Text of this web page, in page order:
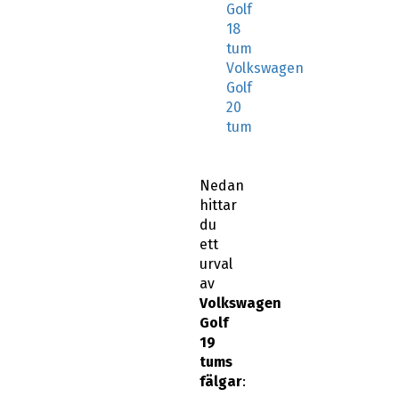
Golf
18
tum
Volkswagen
Golf
20
tum
Nedan
hittar
du
ett
urval
av
Volkswagen
Golf
19
tums
fälgar: